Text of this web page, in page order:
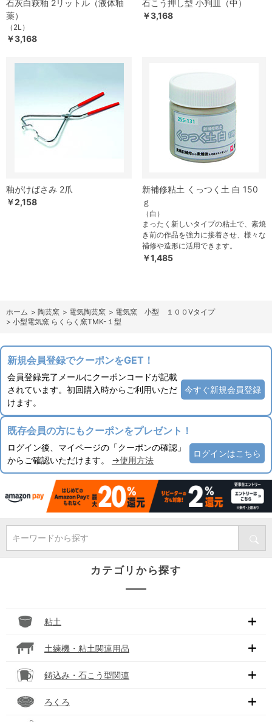
石灰白萩釉 2リットル（液体釉
薬）
（2L）
￥3,168
石こう押し型 小判皿（中）
￥3,168
釉がけばさみ 2爪
￥2,158
新補修粘土 くっつく土 白 150
ｇ
（白）
まったく新しいタイプの粘土で、素焼
き前の作品を強力に接着させ、様々な
補修や造形に活用できます。
￥1,485
ホーム > 陶芸窯 > 電気陶芸窯 > 電気窯 小型 １００Vタイプ
> 小型電気窯 らくらく窯TMK-１型
新規会員登録でクーポンをGET！
会員登録完了メールにクーポンコードが記載
されています。初回購入時からご利用いただ
けます。
今すぐ新規会員登録
既存会員の方にもクーポンをプレゼント！
ログイン後、マイページの「クーポンの確認」
からご確認いただけます。 →使用方法
ログインはこちら
キーワードから探す
カテゴリから探す
粘土
土練機・粘土関連用品
鋳込み・石こう型関連
ろくろ